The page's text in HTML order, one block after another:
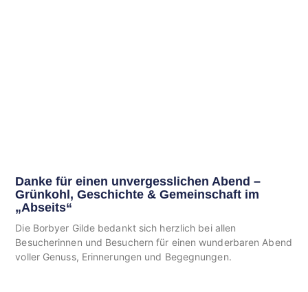
Danke für einen unvergesslichen Abend –
Grünkohl, Geschichte & Gemeinschaft im
„Abseits“
Die Borbyer Gilde bedankt sich herzlich bei allen
Besucherinnen und Besuchern für einen wunderbaren Abend
voller Genuss, Erinnerungen und Begegnungen.